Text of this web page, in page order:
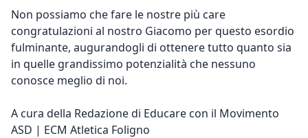
Non possiamo che fare le nostre più care
congratulazioni al nostro Giacomo per questo esordio
fulminante, augurandogli di ottenere tutto quanto sia
in quelle grandissimo potenzialità che nessuno
conosce meglio di noi.
A cura della Redazione di Educare con il Movimento
ASD | ECM Atletica Foligno